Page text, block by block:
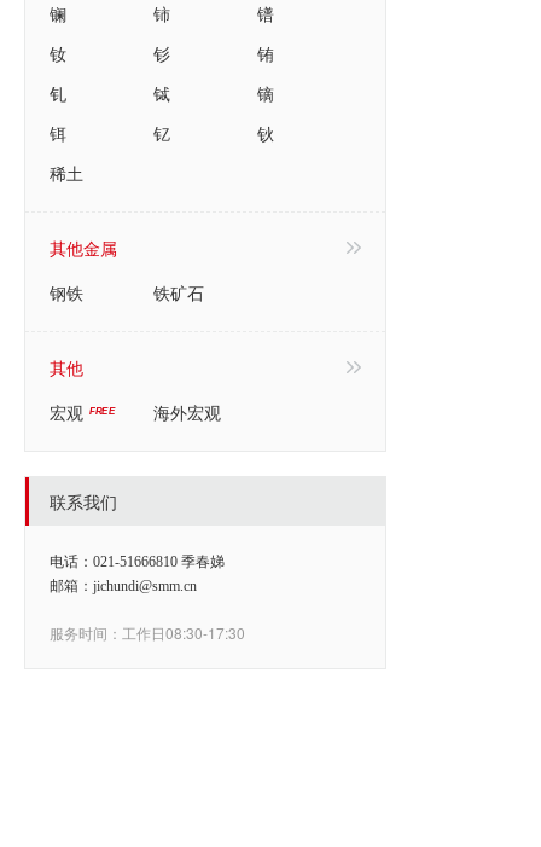
镧
铈
镨
钕
钐
铕
钆
铽
镝
铒
钇
钬
稀土
其他金属
钢铁
铁矿石
其他
宏观
海外宏观
联系我们
电话：021-51666810 季春娣
邮箱：jichundi@smm.cn
服务时间：工作日08:30-17:30